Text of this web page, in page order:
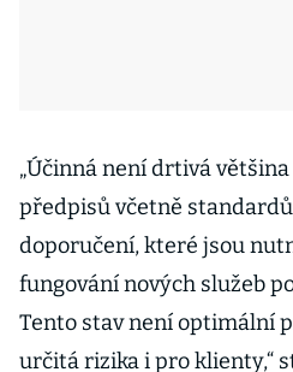
„Účinná není drtivá
předpisů včetně
doporučení, které jsou
fungování nových služeb
Tento stav není optimální
určitá rizika i pro klienty,“